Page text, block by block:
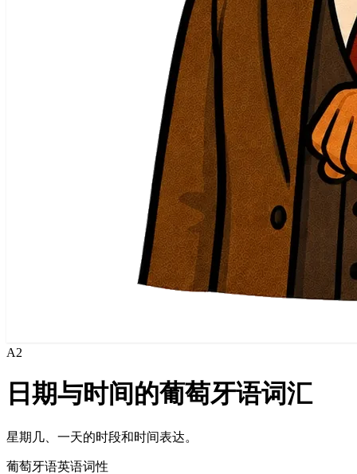
A2
日期与时间的葡萄牙语词汇
星期几、一天的时段和时间表达。
葡萄牙语英语词性